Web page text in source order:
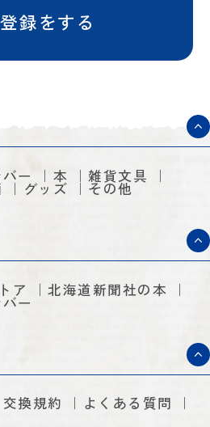
録をする
ー 本 雑貨文具
グッズ その他
ア 北海道新聞社の本
ー
換規約 よくある質問